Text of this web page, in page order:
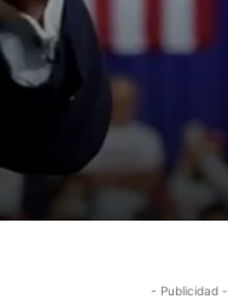
- Publicidad -